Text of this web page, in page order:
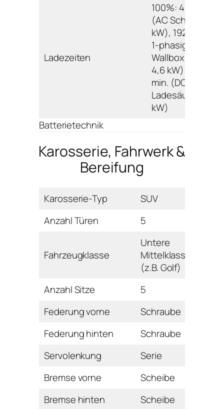
Ladezeiten
100%: 402 min.
(AC Schuko 2,3
kW), 192 min. (AC
1-phasig
Wallbox/
4,6 kW); 80%: 30
min. (DC
Ladesäule 32,0
kW)
Batterietechnik
Karosserie, Fahrwerk &
Bereifung
Karosserie-Typ
SUV
Anzahl Türen
5
Fahrzeugklasse
Untere
Mittelklasse
(z.B. Golf)
Anzahl Sitze
5
Federung vorne
Schraube
Federung hinten
Schraube
Servolenkung
Serie
Bremse vorne
Scheibe
Bremse hinten
Scheibe